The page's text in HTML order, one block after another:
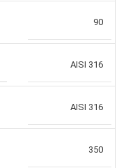
90
AISI 316
AISI 316
350